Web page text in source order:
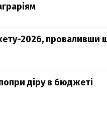
2026, проваливши
діру в бюджеті